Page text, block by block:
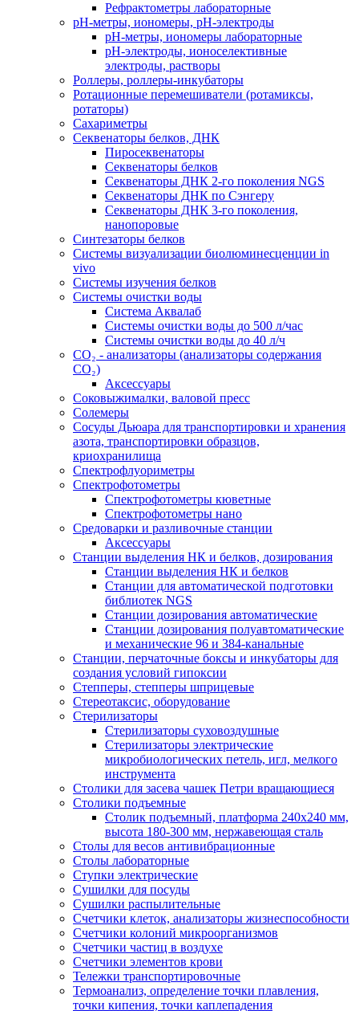
Рефрактометры лабораторные
рН-метры, иономеры, рН-электроды
рН-метры, иономеры лабораторные
рН-электроды, ионоселективные
электроды, растворы
Роллеры, роллеры-инкубаторы
Ротационные перемешиватели (ротамиксы,
ротаторы)
Сахариметры
Секвенаторы белков, ДНК
Пиросеквенаторы
Секвенаторы белков
Секвенаторы ДНК 2-го поколения NGS
Секвенаторы ДНК по Сэнгеру
Секвенаторы ДНК 3-го поколения,
нанопоровые
Синтезаторы белков
Системы визуализации биолюминесценции in
vivo
Системы изучения белков
Системы очистки воды
Система Аквалаб
Системы очистки воды до 500 л/час
Системы очистки воды до 40 л/ч
СО₂ - анализаторы (анализаторы содержания
СО₂)
Аксессуары
Соковыжималки, валовой пресс
Солемеры
Сосуды Дьюара для транспортировки и хранения
азота, транспортировки образцов,
криохранилища
Спектрофлуориметры
Спектрофотометры
Спектрофотометры кюветные
Спектрофотометры нано
Средоварки и разливочные станции
Аксессуары
Станции выделения НК и белков, дозирования
Станции выделения НК и белков
Станции для автоматической подготовки
библиотек NGS
Станции дозирования автоматические
Станции дозирования полуавтоматические
и механические 96 и 384-канальные
Станции, перчаточные боксы и инкубаторы для
создания условий гипоксии
Степперы, степперы шприцевые
Стереотаксис, оборудование
Стерилизаторы
Стерилизаторы суховоздушные
Стерилизаторы электрические
микробиологических петель, игл, мелкого
инструмента
Столики для засева чашек Петри вращающиеся
Столики подъемные
Столик подъемный, платформа 240х240 мм,
высота 180-300 мм, нержавеющая сталь
Столы для весов антивибрационные
Столы лабораторные
Ступки электрические
Сушилки для посуды
Сушилки распылительные
Счетчики клеток, анализаторы жизнеспособности
Счетчики колоний микроорганизмов
Счетчики частиц в воздухе
Счетчики элементов крови
Тележки транспортировочные
Термоанализ, определение точки плавления,
точки кипения, точки каплепадения